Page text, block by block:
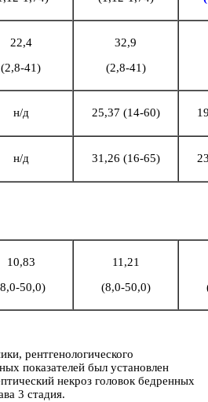
22,4
(2,8-41)
32,9
(2,8-41)
н/д 25,37 (14-60)
н/д 31,26 (16-65)
10,83
50,0)
11,21
(8,0-50,0)
рентгенологического
показателей был установлен
некроз головок бедренных
3 стадия.